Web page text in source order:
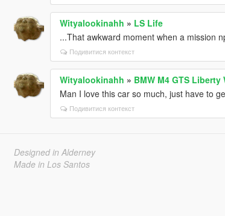
Wityalookinahh » LS Life
...That awkward moment when a mission
Подивитися контекст
Wityalookinahh » BMW M4 GTS
Man I love this car so much, just have to
Подивитися контекст
Designed in Alderney
Made in Los Santos